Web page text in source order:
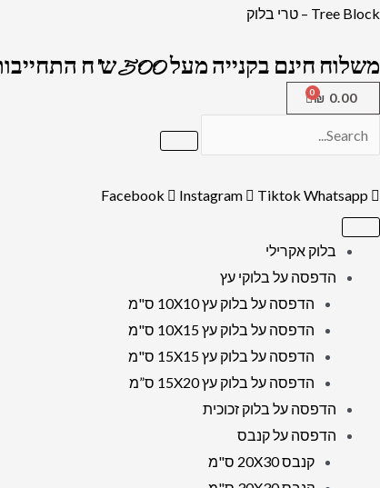
דילוג
Tree Block – טרי בלוק
משלוח חינם בקנייה מעל 500 ש"ח התחייבות לרמה הגבוה בארץ !
0.00
₪
Facebook Instagram Tiktok Whatsapp
בלוק אקרילי
הדפסה על בלוקי עץ
הדפסה על בלוק עץ 10X10 ס"מ
הדפסה על בלוק עץ 10X15 ס"מ
הדפסה על בלוק עץ 15X15 ס"מ
הדפסה על בלוק עץ 15X20 ס”מ
הדפסה על בלוק זכוכית
הדפסה על קנבס
קנבס 20X30 ס"מ
כמות
הדפסה
על
קנבס